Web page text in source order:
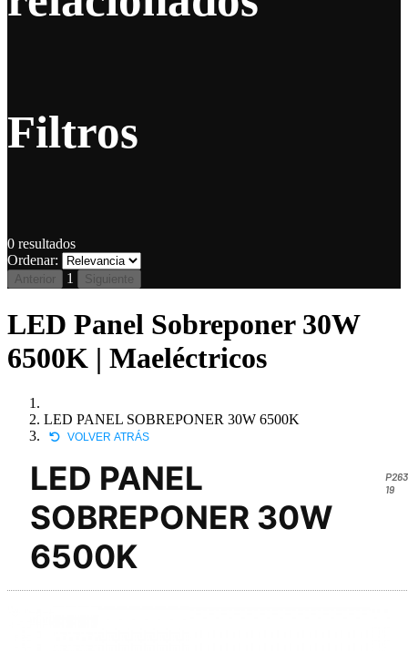
Filtros
0 resultados
Ordenar:
Anterior 1 Siguiente
LED Panel Sobreponer 30W
6500K | Maeléctricos
LED PANEL SOBREPONER 30W 6500K
VOLVER ATRÁS
LED PANEL
SOBREPONER 30W
6500K
19